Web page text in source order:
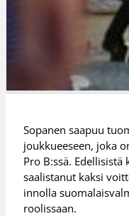
Sopanen saapuu
joukkueeseen, joka
Pro B:ssä.
saalistanut kaksi
innolla
roolissaan.